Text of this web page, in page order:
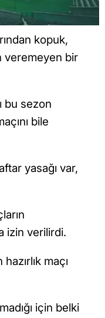
kopuk,
veremeyen bir
bu sezon
bile
yasağı var,
izin verilirdi.
maçı
için belki